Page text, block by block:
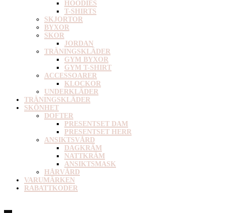
HOODIES
T-SHIRTS
SKJORTOR
BYXOR
SKOR
JORDAN
TRÄNINGSKLÄDER
GYM BYXOR
GYM T-SHIRT
ACCESSOARER
KLOCKOR
UNDERKLÄDER
TRÄNINGSKLÄDER
SKÖNHET
DOFTER
PRESENTSET DAM
PRESENTSET HERR
ANSIKTSVÅRD
DAGKRÄM
NATTKRÄM
ANSIKTSMASK
HÅRVÅRD
VARUMÄRKEN
RABATTKODER